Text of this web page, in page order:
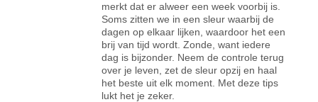
merkt dat er alweer een week voorbij is.
Soms zitten we in een sleur waarbij de
dagen op elkaar lijken, waardoor het een
brij van tijd wordt. Zonde, want iedere
dag is bijzonder. Neem de controle terug
over je leven, zet de sleur opzij en haal
het beste uit elk moment. Met deze tips
lukt het je zeker.